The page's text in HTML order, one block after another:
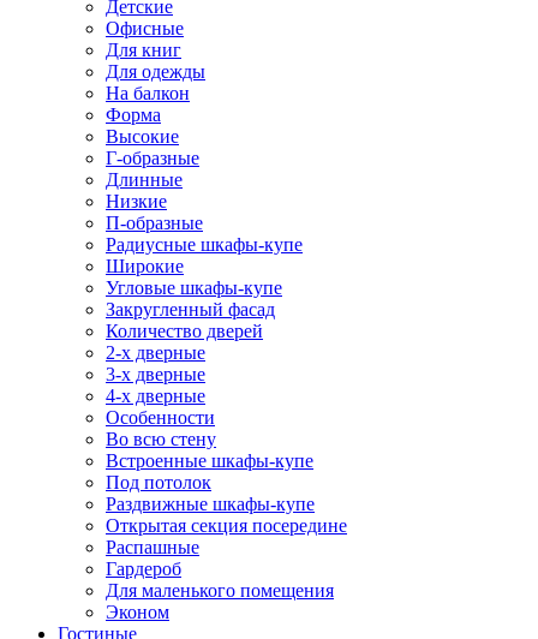
Детские
Офисные
Для книг
Для одежды
На балкон
Форма
Высокие
Г-образные
Длинные
Низкие
П-образные
Радиусные шкафы-купе
Широкие
Угловые шкафы-купе
Закругленный фасад
Количество дверей
2-х дверные
3-х дверные
4-х дверные
Особенности
Во всю стену
Встроенные шкафы-купе
Под потолок
Раздвижные шкафы-купе
Открытая секция посередине
Распашные
Гардероб
Для маленького помещения
Эконом
Гостиные